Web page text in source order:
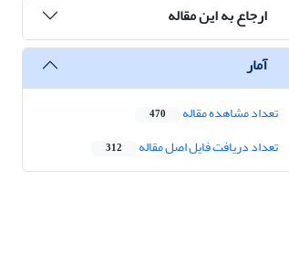
ارجاع به این مقاله
آمار
تعداد مشاهده مقاله 470
تعداد دریافت فایل اصل مقاله 312